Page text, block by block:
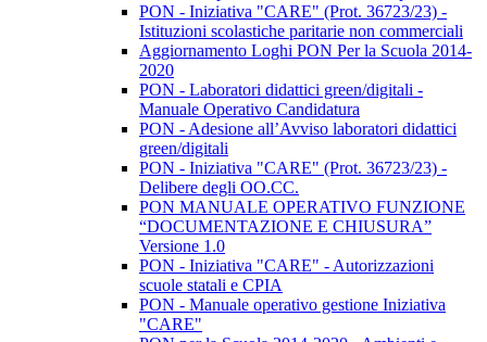
PON - Iniziativa "CARE" (Prot. 36723/23) -
Istituzioni scolastiche paritarie non commerciali
Aggiornamento Loghi PON Per la Scuola 2014-
2020
PON - Laboratori didattici green/digitali -
Manuale Operativo Candidatura
PON - Adesione all’Avviso laboratori didattici
green/digitali
PON - Iniziativa "CARE" (Prot. 36723/23) -
Delibere degli OO.CC.
PON MANUALE OPERATIVO FUNZIONE
“DOCUMENTAZIONE E CHIUSURA”
Versione 1.0
PON - Iniziativa "CARE" - Autorizzazioni
scuole statali e CPIA
PON - Manuale operativo gestione Iniziativa
"CARE"